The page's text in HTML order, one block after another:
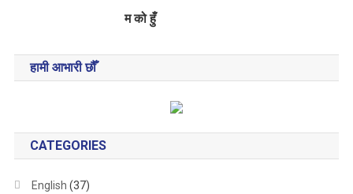
म को हुँ
हामी आभारी छौँ
CATEGORIES
English (37)